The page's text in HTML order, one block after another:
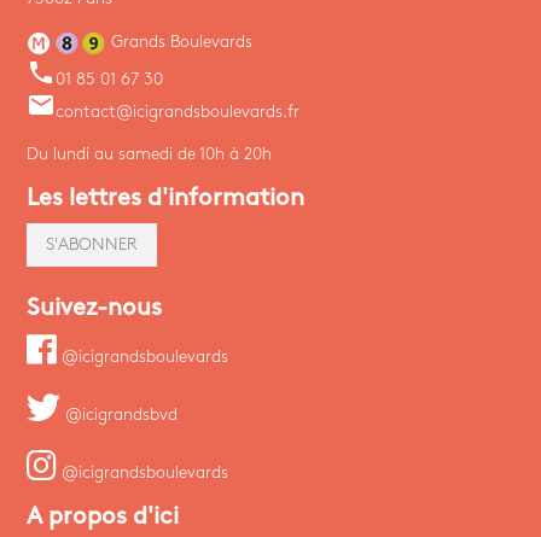
Grands Boulevards
phone 01 85 01 67 30
emailcontact@icigrandsboulevards.fr
Du lundi au samedi de 10h à 20h
Les lettres d'information
S'ABONNER
Suivez-nous
@icigrandsboulevards
@icigrandsbvd
@icigrandsboulevards
A propos d'ici